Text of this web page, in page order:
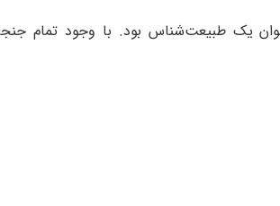
یک طبیعت‌شناس بود. با وجود تمام